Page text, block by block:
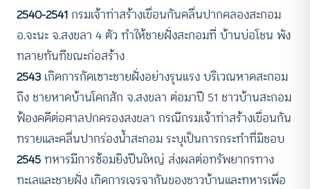
2540-2541กรมเจ้าท่าสร้างเขื่อนกันคลื่นปากคลองสะกอม
อ.จะนะ จ.สงขลา ​4 ตัว ทำให้ชายฝั่งสะกอมที่ บ้านบ่อโชน พัง
ทลายทันทีขณะก่อสร้าง
2543 เกิดการกัดเซาะชายฝั่งอย่างรุนแรง บริเวณหาดสะกอม
ถึง ชายหาดบ้านโคกสัก จ.สงขลา ต่อมาปี 51 ชาวบ้านสะกอม
ฟ้องคดีต่อศาลปกครองสงขลา กรณีกรมเจ้าท่าสร้างเขื่อนกัน
ทรายและคลื่นปากร่องน้ำสะกอม ระบุเป็นการกระทำที่มิชอบ
2545ทหารมีการซ้อมยิงปืนใหญ่ ส่งผลต่อทรัพยากรทาง
ทะเลและชายฝั่ง เกิดการเจรจากันของชาวบ้านและทหารเพื่อ